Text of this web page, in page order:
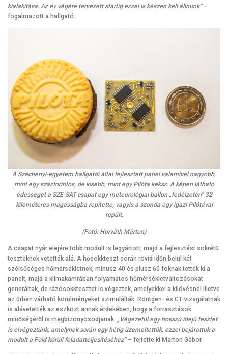
kialakítása. Az év végére tervezett startig ezzel is készen kell állnunk”–
fogalmazott a hallgató.
A Széchenyi-egyetem hallgatói által fejlesztett panel valamivel nagyobb,
mint egy százforintos, de kisebb, mint egy Pilóta keksz. A képen látható
édességet a SZE-SAT csapat egy meteorológiai ballon „fedélzetén” 32
kilométeres magasságba repítette, vagyis a szonda egy igazi Pilótával
repült.
(Fotó: Horváth Márton)
A csapat nyár elejére több modult is legyártott, majd a fejlesztést sokrétű
teszteknek vetették alá. A hősokkteszt során rövid időn belül két
szélsőséges hőmérsékletnek, mínusz 40 és plusz 60 foknak tették ki a
panelt, majd a klímakamrában folyamatos hőmérsékletváltozásokat
generáltak, de rázósokktesztet is végeztek, amelyekkel a kilövésnél illetve
az űrben várható körülményeket szimulálták. Röntgen- és CT-vizsgálatnak
is alávetették az eszközt annak érdekében, hogy a forrasztások
minőségéről is megbizonyosodjanak. „Végezetül egy hosszú idejű tesztet
is elvégeztünk, amelynek során egy hétig üzemeltettük, ezzel bejárattuk a
modult a Föld körüli feladatteljesítéséhez”– fejtette ki Marton Gábor.